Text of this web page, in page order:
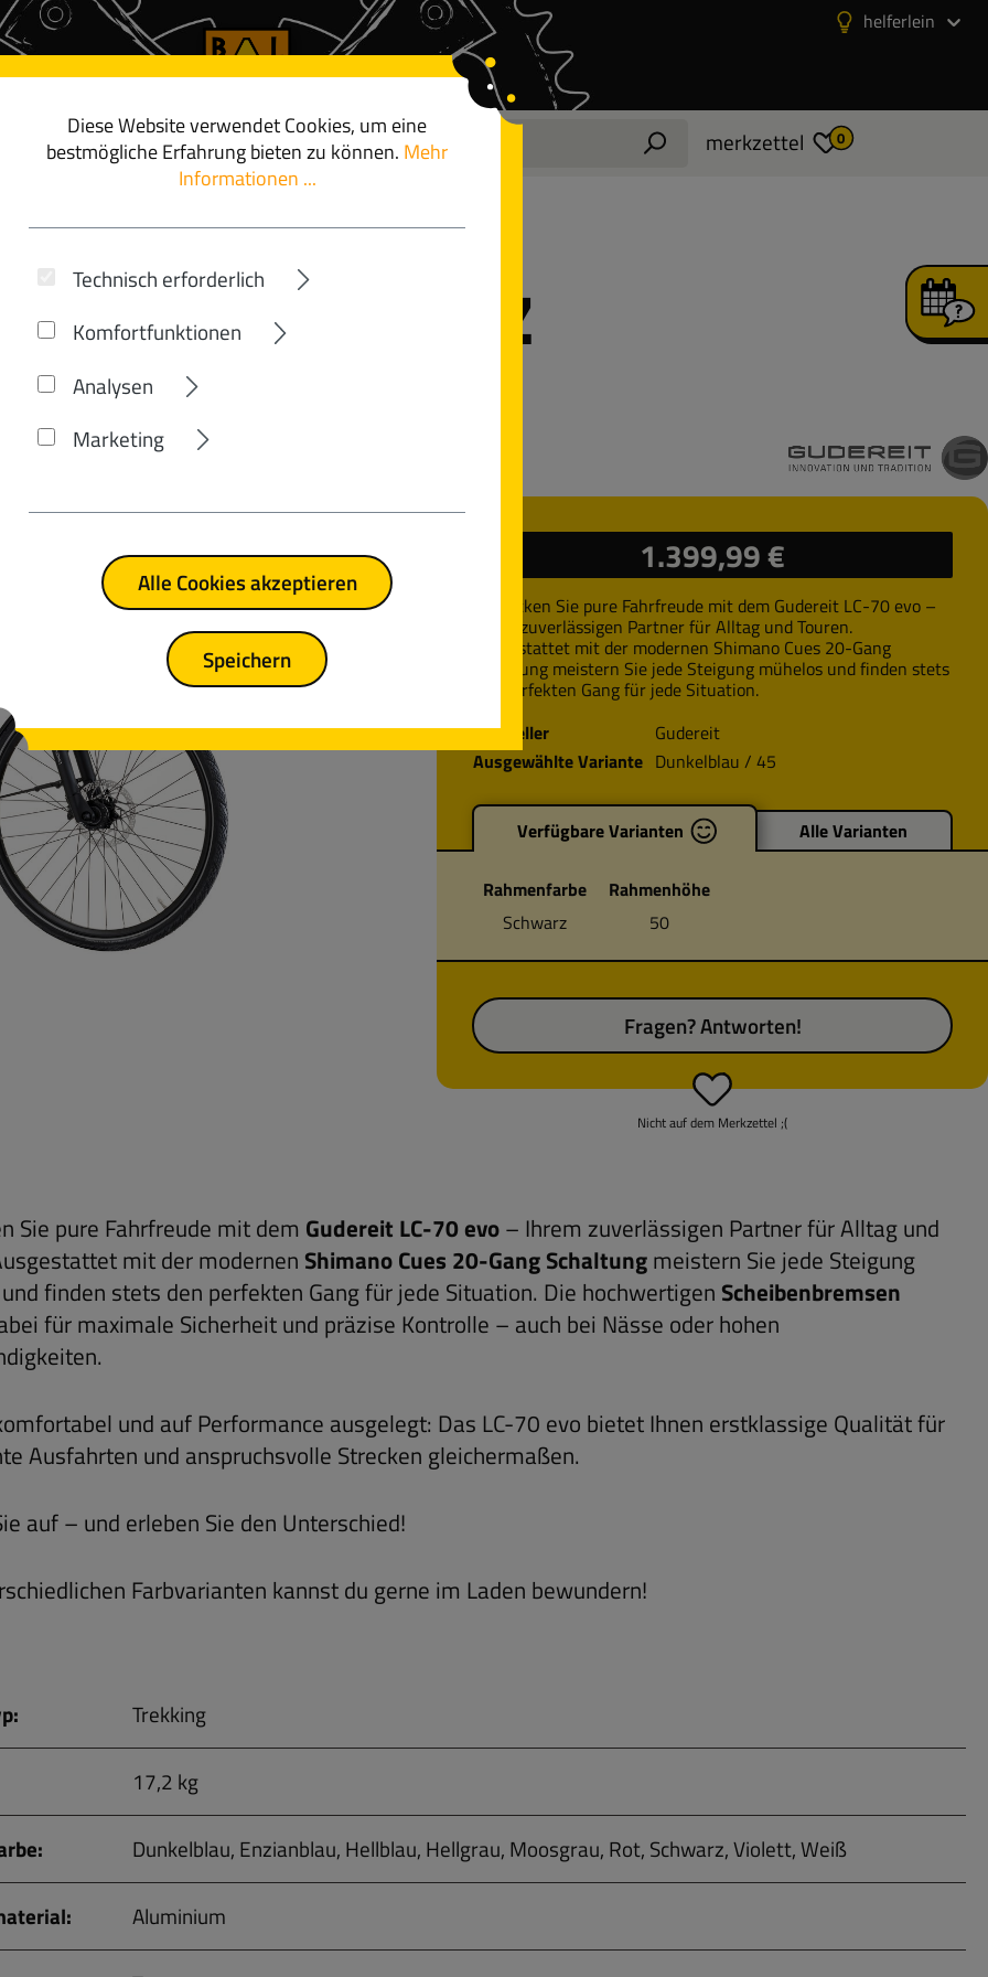
helferlein
angebote merkzettel 0
70 EVO TRAPEZ
1.399,99 €
Entdecken Sie pure Fahrfreude mit dem Gudereit LC-70 evo –
Ihrem zuverlässigen Partner für Alltag und Touren.
Ausgestattet mit der modernen Shimano Cues 20-Gang
Schaltung meistern Sie jede Steigung mühelos und finden stets
den perfekten Gang für jede Situation.
Hersteller
Gudereit
Ausgewählte Variante Dunkelblau / 45
Verfügbare Varianten Alle Varianten
Rahmenfarbe
Rahmenhöhe
Schwarz
50
Nicht auf dem Merkzettel ;(
Fragen? Antworten!
Sie pure Fahrfreude mit dem Gudereit LC-70 evo– Ihrem zuverlässigen Partner für Alltag und
mit der modernen Shimano Cues 20-Gang Schaltungmeistern Sie jede Steigung
finden stets den perfekten Gang für jede Situation. Die hochwertigen Scheibenbremsen
für maximale Sicherheit und präzise Kontrolle – auch bei Nässe oder hohen
und auf Performance ausgelegt: Das LC-70 evo bietet Ihnen erstklassige Qualität für
Ausfahrten und anspruchsvolle Strecken gleichermaßen.
auf – und erleben Sie den Unterschied!
Farbvarianten kannst du gerne im Laden bewundern!
Trekking
17,2 kg
Dunkelblau, Enzianblau, Hellblau, Hellgrau, Moosgrau, Rot, Schwarz, Violett, Weiß
Aluminium
Diese Website verwendet Cookies, um eine
bestmögliche Erfahrung bieten zu können. Mehr
Informationen ...
Technisch erforderlich
Komfortfunktionen
Analysen
Marketing
Alle Cookies akzeptieren
Speichern